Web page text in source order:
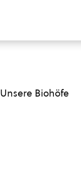
Unsere Biohöfe